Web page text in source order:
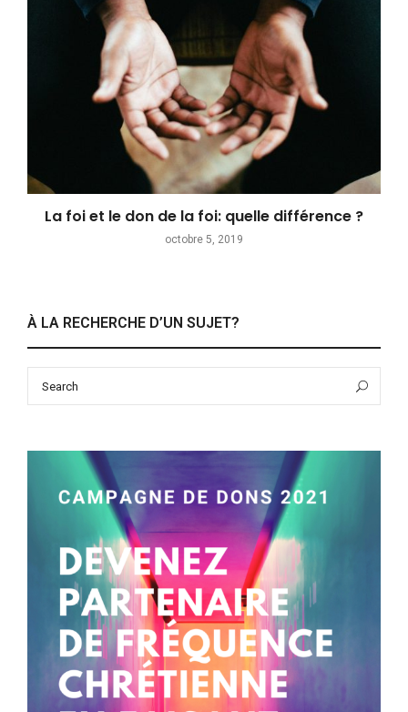
La foi et le don de la foi: quelle différence ?
octobre 5, 2019
À LA RECHERCHE D’UN SUJET?